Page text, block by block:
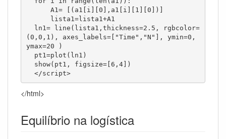
(0,0,1), axes_labels=["Time","N"], ymin=0,
ymax=20 )
  </script>
</html>
Equilíbrio na logística